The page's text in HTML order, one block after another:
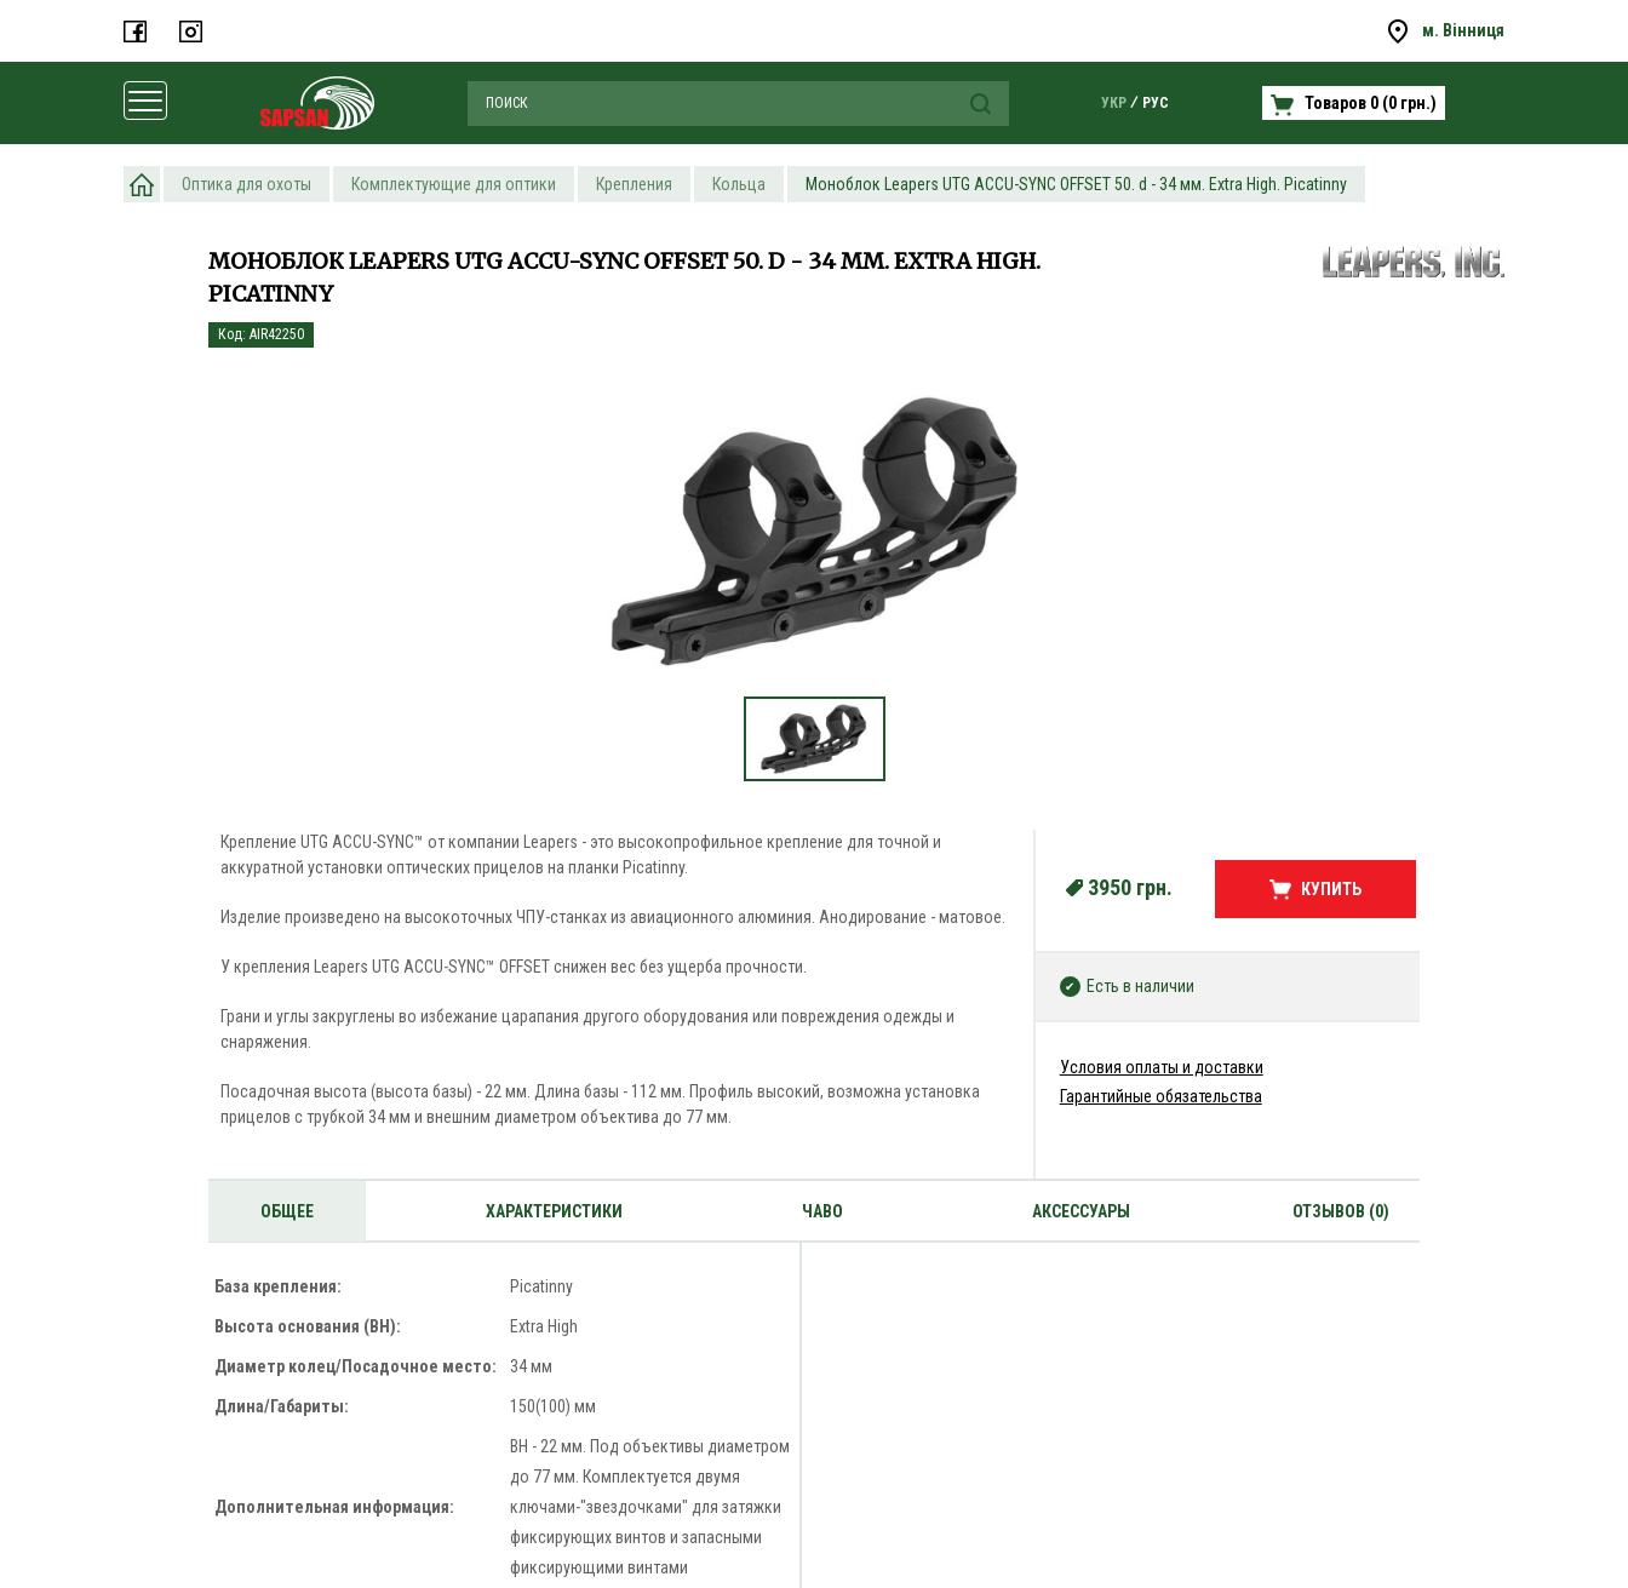
м. Вінниця
УКР РУС Товаров 0 (0 грн.)
Оптика для охоты Комплектующие для оптики Крепления Кольца Моноблок Leapers UTG ACCU-SYNC OFFSET 50. d - 34 мм. Extra High. Picatinny
МОНОБЛОК LEAPERS UTG ACCU-SYNC OFFSET 50. D - 34 ММ. EXTRA HIGH.
PICATINNY
Код: AIR42250
Крепление UTG ACCU-SYNC™ от компании Leapers - это высокопрофильное крепление для точной и
аккуратной установки оптических прицелов на планки Picatinny.
Изделие произведено на высокоточных ЧПУ-станках из авиационного алюминия. Анодирование - матовое.
У крепления Leapers UTG ACCU-SYNC™ OFFSET снижен вес без ущерба прочности.
Грани и углы закруглены во избежание царапания другого оборудования или повреждения одежды и
снаряжения.
Посадочная высота (высота базы) - 22 мм. Длина базы - 112 мм. Профиль высокий, возможна установка
прицелов с трубкой 34 мм и внешним диаметром объектива до 77 мм.
3950 грн. КУПИТЬ
Есть в наличии
Условия оплаты и доставки
Гарантийные обязательства
ОБЩЕЕ ХАРАКТЕРИСТИКИ ЧАВО АКСЕССУАРЫ ОТЗЫВОВ (0)
База крепления: Picatinny
Высота основания (BH): Extra High
Диаметр колец/Посадочное место: 34 мм
Длина/Габариты: 150(100) мм
Дополнительная информация:
BH - 22 мм. Под объективы диаметром
до 77 мм. Комплектуется двумя
ключами-"звездочками" для затяжки
фиксирующих винтов и запасными
фиксирующими винтами